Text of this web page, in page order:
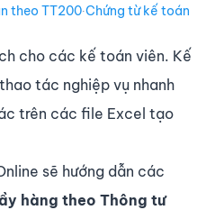
theo TT200∙Chứng từ kế toán
cho các kế toán viên. Kế
tác nghiệp vụ nhanh
trên các file Excel tạo
sẽ hướng dẫn các
hàng theo Thông tư